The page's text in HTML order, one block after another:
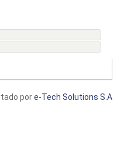
pore-Tech Solutions S.A